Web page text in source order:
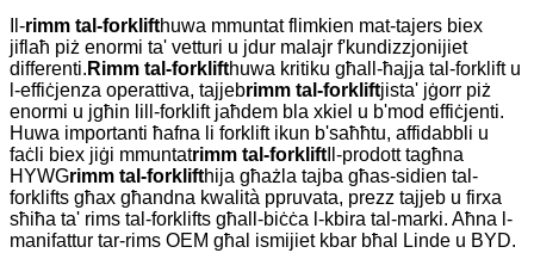
Il-rimm tal-forklifthuwa mmuntat flimkien mat-tajers biex
jiflaħ piż enormi ta' vetturi u jdur malajr f'kundizzjonijiet
differenti. Rimm tal-forklifthuwa kritiku għall-ħajja tal-forklift u
l-effiċjenza operattiva, tajjebrimm tal-forkliftjista' jġorr piż
enormi u jgħin lill-forklift jaħdem bla xkiel u b'mod effiċjenti.
Huwa importanti ħafna li forklift ikun b'saħħtu, affidabbli u
faċli biex jiġi mmuntatrimm tal-forkliftIl-prodott tagħna
HYWGrimm tal-forklifthija għażla tajba għas-sidien tal-
forklifts għax għandna kwalità ppruvata, prezz tajjeb u firxa
sħiħa ta' rims tal-forklifts għall-biċċa l-kbira tal-marki. Aħna l-
manifattur tar-rims OEM għal ismijiet kbar bħal Linde u BYD.